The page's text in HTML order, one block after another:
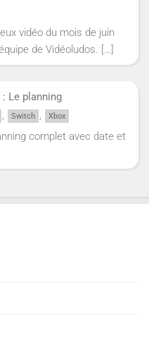
vidéo du mois de juin
de Vidéoludos. […]
Le planning
, Switch , Xbox
complet avec date et